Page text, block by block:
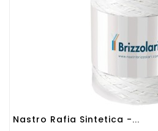
Nastro Rafia Sintetica -...